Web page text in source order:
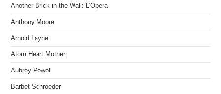
Another Brick in the Wall: L’Opera
Anthony Moore
Arnold Layne
Atom Heart Mother
Aubrey Powell
Barbet Schroeder